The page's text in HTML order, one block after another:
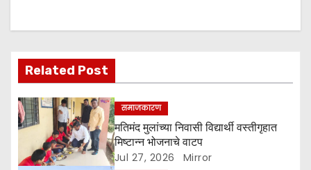
g
a
t
Related Post
समाजकारण
मतिमंद मुलांच्या निवासी विद्यार्थी वस्तीगृहात
मिष्टान्न भोजनाचे वाटप
Jul 27, 2026 Mirror